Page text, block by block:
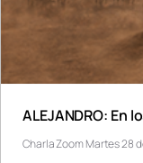
ALEJANDRO: En
Charla Zoom Martes 28